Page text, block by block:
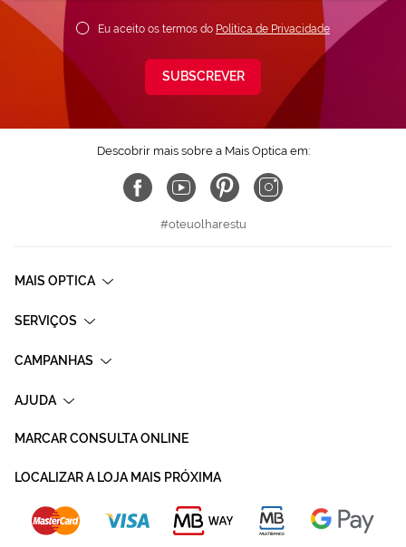
Newsletter:
Eu aceito os termos do Política de Privacidade
SUBSCREVER
Descobrir mais sobre a Mais Optica em:
#oteuolharestu
MAIS OPTICA
SERVIÇOS
CAMPANHAS
AJUDA
MARCAR CONSULTA ONLINE
LOCALIZAR A LOJA MAIS PRÓXIMA